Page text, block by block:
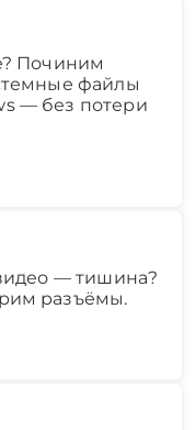
Починим
файлы
— без потери
— тишина?
разъёмы.